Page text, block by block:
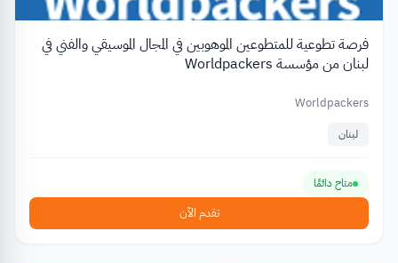
فرصة تطوعية للمتطوعين الموهوبين في المجال الموسيقي والفني في
لبنان من مؤسسة Worldpackers
Worldpackers
لبنان
متاح دائمًا
تقدم الآن